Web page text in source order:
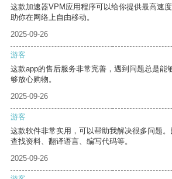
这款加速器VPM应用程序可以给你提供最高速
助你在网络上自由移动。
2025-09-26
游客
这款app的售后服务非常完善，遇到问题总是能
够放心购物。
2025-09-26
游客
这款软件非常实用，可以帮助我解决很多问题
查找资料、翻译语言、编写代码等。
2025-09-26